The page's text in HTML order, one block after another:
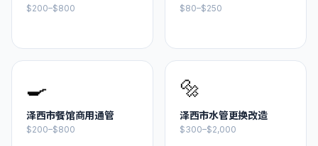
$200–$800 $80–$250
🍳
泽西市餐馆商用通管
$200–$800
🔩
泽西市水管更换改造
$300–$2,000